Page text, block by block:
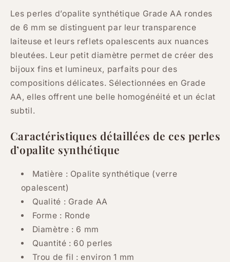
Les perles d’opalite synthétique Grade AA rondes
de 6 mm se distinguent par leur transparence
laiteuse et leurs reflets opalescents aux nuances
bleutées. Leur petit diamètre permet de créer des
bijoux fins et lumineux, parfaits pour des
compositions délicates. Sélectionnées en Grade
AA, elles offrent une belle homogénéité et un éclat
subtil.
Caractéristiques détaillées de ces perles
d’opalite synthétique
Matière : Opalite synthétique (verre
opalescent)
Qualité : Grade AA
Forme : Ronde
Diamètre : 6 mm
Quantité : 60 perles
Trou de fil : environ 1 mm